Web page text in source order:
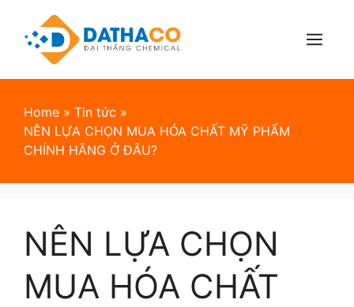
content
Menu
Home » Tin tức »
NÊN LỰA CHỌN MUA HÓA CHẤT MỸ PHẨM
CHÍNH HÃNG Ở ĐÂU?
NÊN LỰA CHỌN
MUA HÓA CHẤT